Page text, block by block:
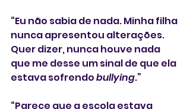
“Eu não sabia de nada. Minha filha
nunca apresentou alterações.
Quer dizer, nunca houve nada
que me desse um sinal de que ela
estava sofrendo bullying.”
“Parece que a escola estava